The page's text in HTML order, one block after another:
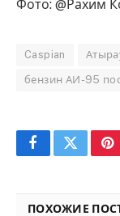
Фото: @Рахим
Caspian
бензин АИ-95
FacebookTwitter
ПОХОЖИЕ